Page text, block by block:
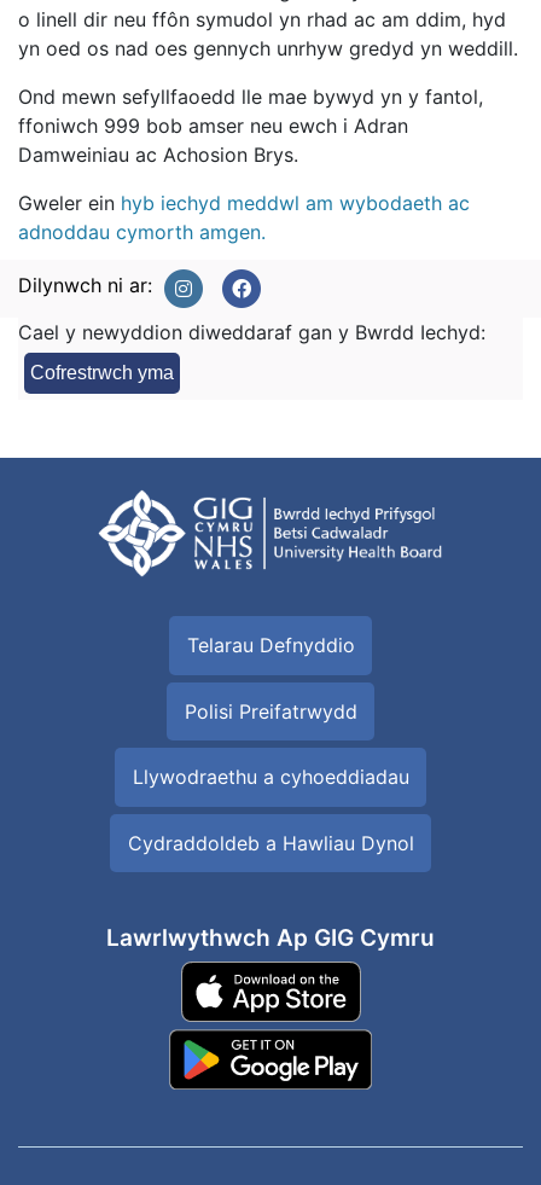
o linell dir neu ffôn symudol yn rhad ac am ddim, hyd
yn oed os nad oes gennych unrhyw gredyd yn weddill.
Ond mewn sefyllfaoedd lle mae bywyd yn y fantol,
ffoniwch 999 bob amser neu ewch i Adran
Damweiniau ac Achosion Brys.
Gweler ein hyb iechyd meddwl am wybodaeth ac
adnoddau cymorth amgen.
Dilynwch ni ar:
Cael y newyddion diweddaraf gan y Bwrdd Iechyd:
Cofrestrwch yma
Telarau Defnyddio
Polisi Preifatrwydd
Llywodraethu a cyhoeddiadau
Cydraddoldeb a Hawliau Dynol
Lawrlwythwch Ap GIG Cymru